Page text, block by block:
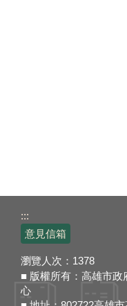
:::
意見信箱
瀏覽人次： 1378
■ 版權所有：高雄市政
心